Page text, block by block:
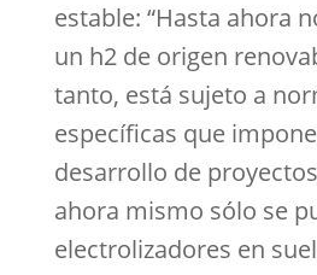
estable: “Hasta ahora
un h2 de origen
tanto, está sujeto a
específicas que
desarrollo de
ahora mismo sólo se
electrolizadores en